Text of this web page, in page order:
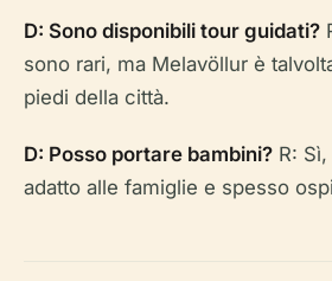
D: Sono disponibili tour guidati?
sono rari, ma Melavöllur è
piedi della città.
D: Posso portare bambini? R:
adatto alle famiglie e spesso